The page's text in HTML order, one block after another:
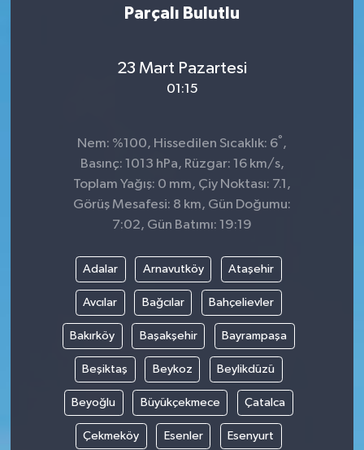
Parçalı Bulutlu
23 Mart Pazartesi
01:15
Nem: %100, Hissedilen Sıcaklık: 6° ,
Basınç: 1013 hPa, Rüzgar: 16 km/s,
Toplam Yağış: 0 mm, Çiy Noktası: 7.1,
Görüş Mesafesi: 8 km, Gün Doğumu:
7:02, Gün Batımı: 19:19
Adalar Arnavutköy Ataşehir
Avcılar Bağcılar Bahçelievler
Bakırköy Başakşehir Bayrampaşa
Beşiktaş Beykoz Beylikdüzü
Beyoğlu Büyükçekmece Çatalca
Çekmeköy Esenler Esenyurt